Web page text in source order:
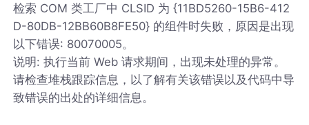
检索 COM 类工厂中 CLSID 为 {11BD5260-15B6-412
D-80DB-12BB60B8FE50} 的组件时失败，原因是出现
以下错误: 80070005。
说明: 执行当前 Web 请求期间，出现未处理的异常。
请检查堆栈跟踪信息，以了解有关该错误以及代码中导
致错误的出处的详细信息。